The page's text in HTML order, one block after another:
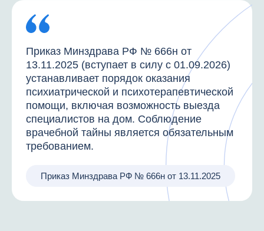
Приказ Минздрава РФ № 666н от
13.11.2025 (вступает в силу с 01.09.2026)
устанавливает порядок оказания
психиатрической и психотерапевтической
помощи, включая возможность выезда
специалистов на дом. Соблюдение
врачебной тайны является обязательным
требованием.
Приказ Минздрава РФ № 666н от 13.11.2025